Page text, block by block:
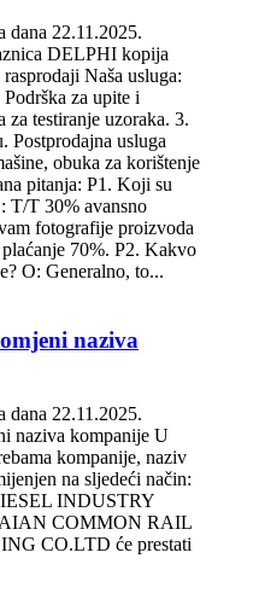
dana 22.11.2025.
DELPHI kopija
Naša usluga:
za upite i
za testiranje uzoraka. 3.
Postprodajna usluga
obuka za korištenje
pitanja: P1. Koji su
T/T 30% avansno
fotografije proizvoda
70%. P2. Kakvo
O: Generalno, to...
naziva
dana 22.11.2025.
naziva kompanije U
kompanije, naziv
na sljedeći način:
INDUSTRY
COMMON RAIL
CO.LTD će prestati